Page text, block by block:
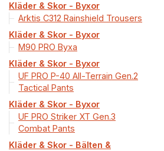
Kläder & Skor - Byxor
Arktis C312 Rainshield Trousers
Kläder & Skor - Byxor
M90 PRO Byxa
Kläder & Skor - Byxor
UF PRO P-40 All-Terrain Gen.2
Tactical Pants
Kläder & Skor - Byxor
UF PRO Striker XT Gen.3
Combat Pants
Kläder & Skor - Bälten &